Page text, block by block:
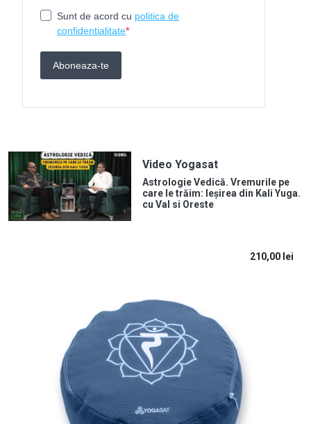
Video Yogasat
Astrologie Vedică. Vremurile pe
care le trăim: Ieșirea din Kali Yuga.
cu Val si Oreste
210,00 lei